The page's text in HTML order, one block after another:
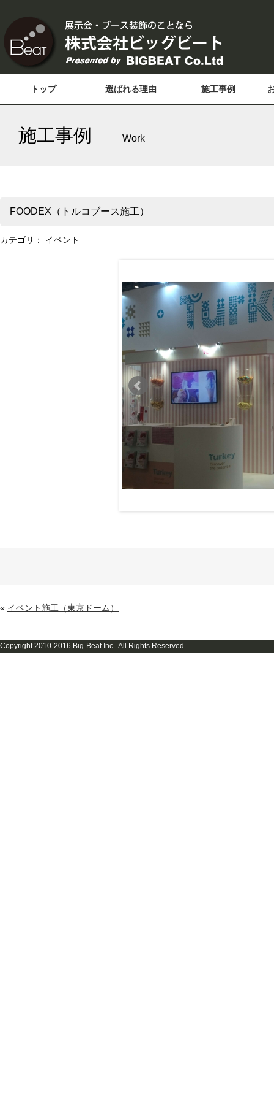
トップ 選ばれる理由 施工事例
施工事例 Work
FOODEX（トルコブース施工）
カテゴリ： イベント
« イベント施工（東京ドーム）
Copyright 2010-2016 Big-Beat Inc.. All Rights Reserved.